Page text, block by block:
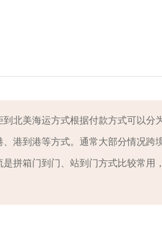
到北美海运方式根据付款方式可以分
港到港等方式。通常大部分情况跨
拼箱门到门、站到门方式比较常用